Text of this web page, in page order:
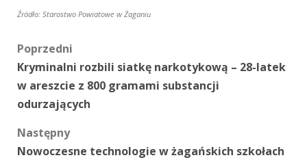
Źródło: Starostwo Powiatowe w Żaganiu
Zobacz
wpisy
Poprzedni
Kryminalni rozbili siatkę narkotykową – 28-latek
w areszcie z 800 gramami substancji
odurzających
Następny
Nowoczesne technologie w żagańskich szkołach